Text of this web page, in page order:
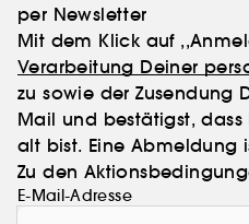
per Newsletter
Mit dem Klick auf
Verarbeitung Deiner
zu sowie der Zusendung
Mail und bestätigst, dass
alt bist. Eine Abmeldung
Zu den
E-Mail-Adresse